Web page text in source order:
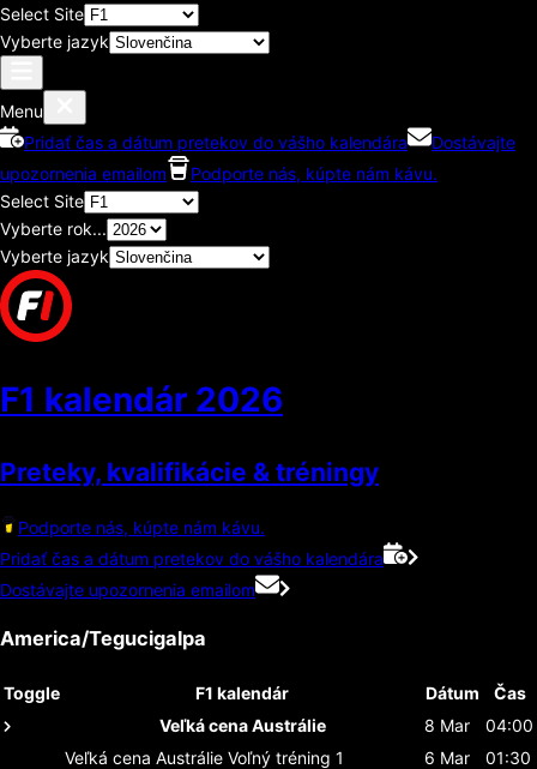
Select Site
Vyberte jazyk
Menu
Pridať čas a dátum pretekov do vášho kalendára
Dostávajte
upozornenia emailom
Podporte nás, kúpte nám kávu.
Select Site
Vyberte rok...
Vyberte jazyk
F1 kalendár 2026
Preteky, kvalifikácie & tréningy
Podporte nás, kúpte nám kávu.
Pridať čas a dátum pretekov do vášho kalendára
Dostávajte upozornenia emailom
America/Tegucigalpa
Toggle F1 kalendár Dátum
Čas
Veľká cena Austrálie
8 Mar
04:00
Veľká cena Austrálie Voľný tréning 1 6 Mar
01:30